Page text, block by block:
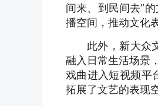
间来、到民间去”
播空间，推动文化
此外，新大众
融入日常生活场景
戏曲进入短视频平
拓展了文艺的表现